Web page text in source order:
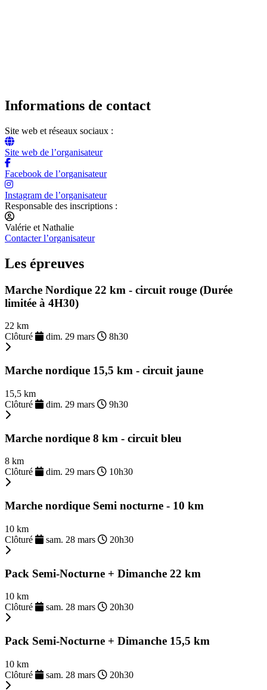
Informations de contact
Site web et réseaux sociaux :
Site web de l’organisateur
Facebook de l’organisateur
Instagram de l’organisateur
Responsable des inscriptions :
Valérie et Nathalie
Contacter l’organisateur
Les épreuves
Marche Nordique 22 km - circuit rouge (Durée
limitée à 4H30)
22 km
Clôturé
dim. 29 mars 8h30
Marche nordique 15,5 km - circuit jaune
15,5 km
Clôturé
dim. 29 mars 9h30
Marche nordique 8 km - circuit bleu
8 km
Clôturé
dim. 29 mars 10h30
Marche nordique Semi nocturne - 10 km
10 km
Clôturé
sam. 28 mars 20h30
Pack Semi-Nocturne + Dimanche 22 km
10 km
Clôturé
sam. 28 mars 20h30
Pack Semi-Nocturne + Dimanche 15,5 km
10 km
Clôturé
sam. 28 mars 20h30